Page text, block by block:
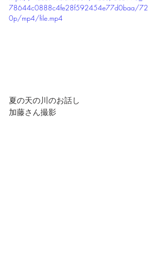
78644c0888c4fe28f592454e77d0baa/72
0p/mp4/file.mp4
夏の天の川のお話し
加藤さん撮影